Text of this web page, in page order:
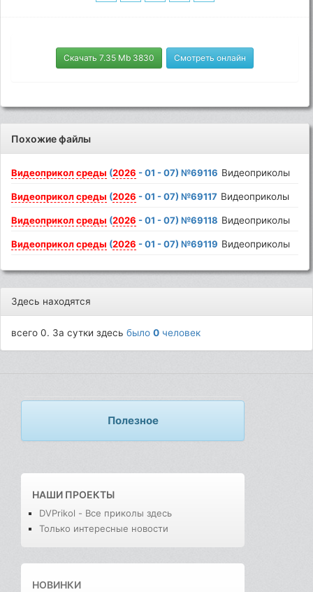
Скачать 7.35 Mb 3830 Смотреть онлайн
Похожие файлы
Видеоприкол среды (2026 - 01 - 07) №69116 Видеоприколы
Видеоприкол среды (2026 - 01 - 07) №69117 Видеоприколы
Видеоприкол среды (2026 - 01 - 07) №69118 Видеоприколы
Видеоприкол среды (2026 - 01 - 07) №69119 Видеоприколы
Здесь находятся
всего 0. За сутки здесьбыло0 человек
Полезное
НАШИ ПРОЕКТЫ
DVPrikol - Все приколы здесь
Только интересные новости
НОВИНКИ